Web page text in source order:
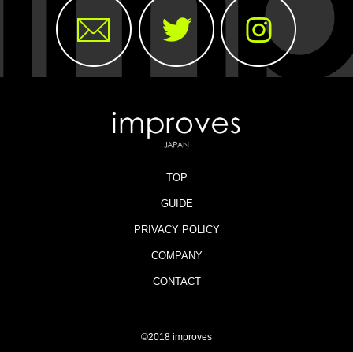
TOP
GUIDE
PRIVACY POLICY
COMPANY
CONTACT
©2018 improves